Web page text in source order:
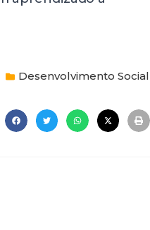
Desenvolvimento Social